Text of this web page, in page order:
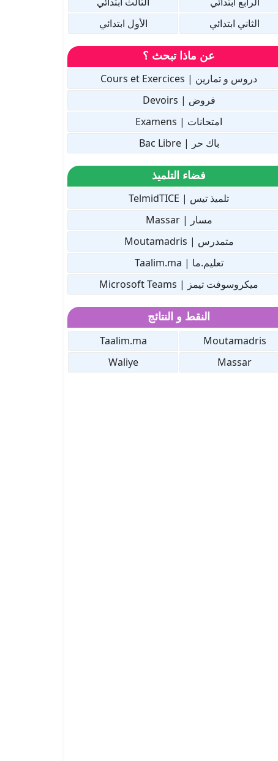
الثاني ابتدائي
الأول ابتدائي
عن ماذا تبحث ؟
دروس و تمارين | Cours et Exercices
فروض | Devoirs
امتحانات | Examens
باك حر | Bac Libre
فضاء التلميذ
تلميذ تيس | TelmidTICE
مسار | Massar
متمدرس | Moutamadris
تعليم.ما | Taalim.ma
ميكروسوفت تيمز | Microsoft Teams
النقط و النتائج
Moutamadris
Taalim.ma
Massar
Waliye